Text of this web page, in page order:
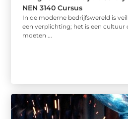
NEN 3140 Cursus
In de moderne bedrijfswereld is
een verplichting; het is een cultuur
moeten ...